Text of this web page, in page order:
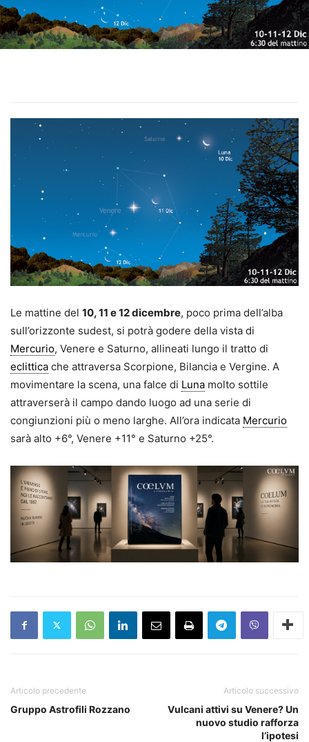
Le mattine del 10, 11 e 12 dicembre, poco prima dell’alba
sull’orizzonte sudest, si potrà godere della vista di
Mercurio, Venere e Saturno, allineati lungo il tratto di
eclittica che attraversa Scorpione, Bilancia e Vergine. A
movimentare la scena, una falce di Luna molto sottile
attraverserà il campo dando luogo ad una serie di
congiunzioni più o meno larghe. All’ora indicata Mercurio
sarà alto +6°, Venere +11° e Saturno +25°.
Articolo precedente
Gruppo Astrofili Rozzano
Articolo successivo
Vulcani attivi su Venere? Un
nuovo studio rafforza
l’ipotesi